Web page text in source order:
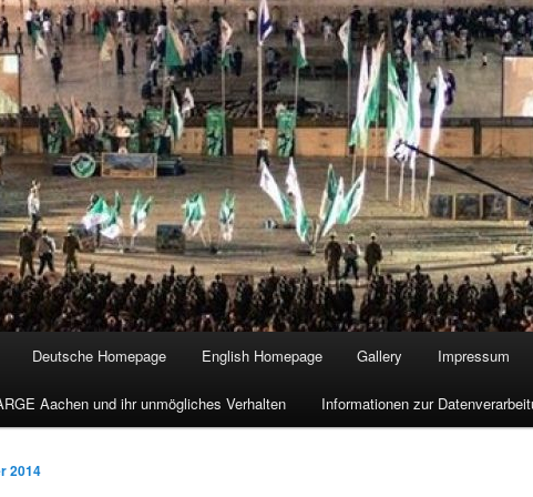
Deutsche Homepage English Homepage Gallery Impressum
Aachen und ihr unmögliches Verhalten Informationen zur
2014